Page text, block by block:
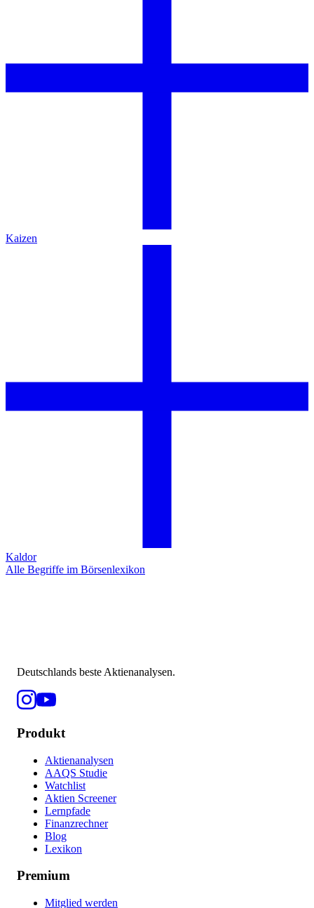
Kaizen
Kaldor
Alle Begriffe im Börsenlexikon
Deutschlands beste Aktienanalysen.
Produkt
Aktienanalysen
AAQS Studie
Watchlist
Aktien Screener
Lernpfade
Finanzrechner
Blog
Lexikon
Premium
Mitglied werden